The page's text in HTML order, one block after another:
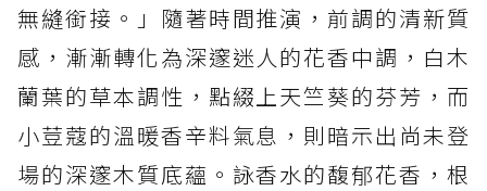
無縫銜接。」隨著時間推演，前調的清新質
感，漸漸轉化為深邃迷人的花香中調，白木
蘭葉的草本調性，點綴上天竺葵的芬芳，而
小荳蔻的溫暖香辛料氣息，則暗示出尚未登
場的深邃木質底蘊。詠香水的馥郁花香，根